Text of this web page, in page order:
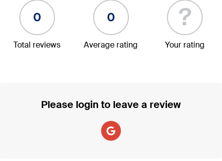
0
Total reviews
0
Average rating
?
Your rating
Please login to leave a review